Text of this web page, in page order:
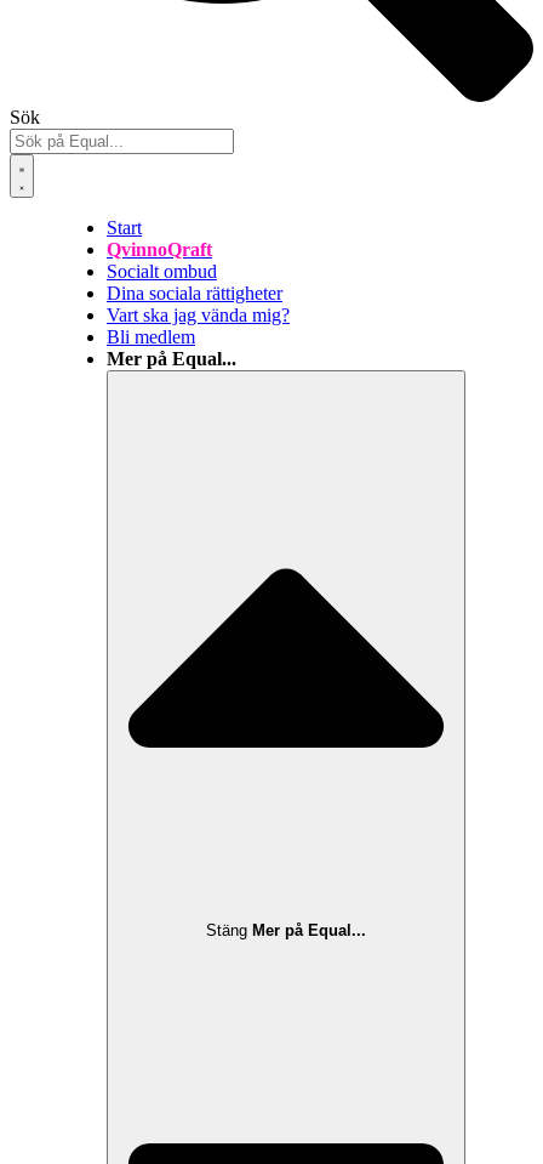
Sök
Start
QvinnoQraft
Socialt ombud
Dina sociala rättigheter
Vart ska jag vända mig?
Bli medlem
Mer på Equal...
Stäng Mer på Equal...